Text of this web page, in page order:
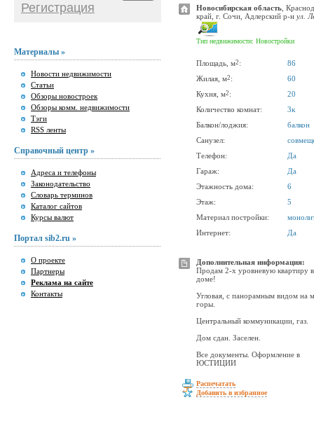
Регистрация
Материалы »
Новости недвижимости
Статьи
Обзоры новостроек
Обзоры комм. недвижимости
Тэги
RSS ленты
Справочный центр »
Адреса и телефоны
Законодательство
Словарь терминов
Каталог сайтов
Курсы валют
Портал sib2.ru »
О проекте
Партнеры
Реклама на сайте
Контакты
Новосибирская область ,
край, г. Сочи, Адлерский р-н ул.
Тип недвижимости: Новостройки
Площадь, м2 :
86
Жилая, м2 :
60
Кухня, м2 :
20
Количество комнат:
3к
Балкон/лоджия:
балкон
Санузел:
Телефон:
Да
Гараж:
Да
Этажность дома:
6
Этаж:
5
Материал постройки:
Интернет:
Да
Дополнительная информация:
Продам 2-х уровневую квартиру
доме!
Угловая, с панорамным видом на
горы.
Центральный коммуникации, газ.
Дом сдан. Заселен.
Все документы. Оформление в
ЮСТИЦИИ
Распечатать
Добавить в избранное